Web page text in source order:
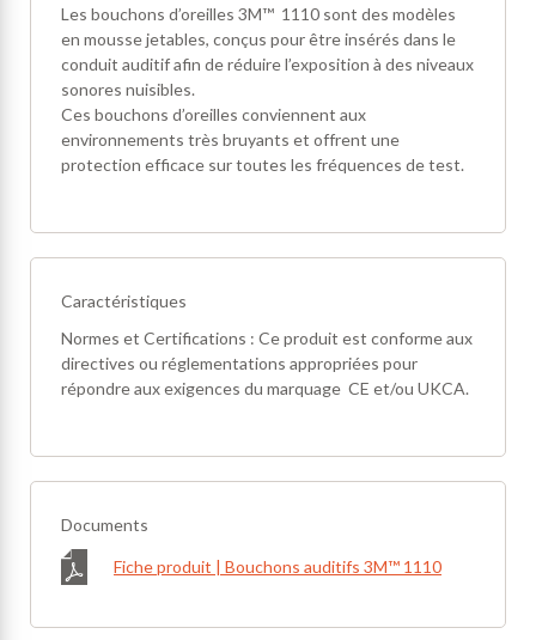
Les bouchons d’oreilles 3M™ 1110 sont des modèles
en mousse jetables, conçus pour être insérés dans le
conduit auditif afin de réduire l’exposition à des niveaux
sonores nuisibles.
Ces bouchons d’oreilles conviennent aux
environnements très bruyants et offrent une
protection efficace sur toutes les fréquences de test.
Caractéristiques
Normes et Certifications : Ce produit est conforme aux
directives ou réglementations appropriées pour
répondre aux exigences du marquage CE et/ou UKCA.
Documents
Fiche produit | Bouchons auditifs 3M™ 1110